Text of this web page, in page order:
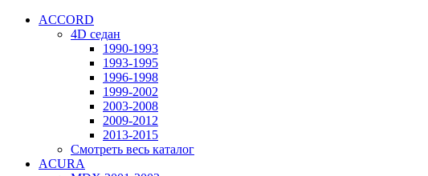
ACCORD
4D седан
1990-1993
1993-1995
1996-1998
1999-2002
2003-2008
2009-2012
2013-2015
Смотреть весь каталог
ACURA